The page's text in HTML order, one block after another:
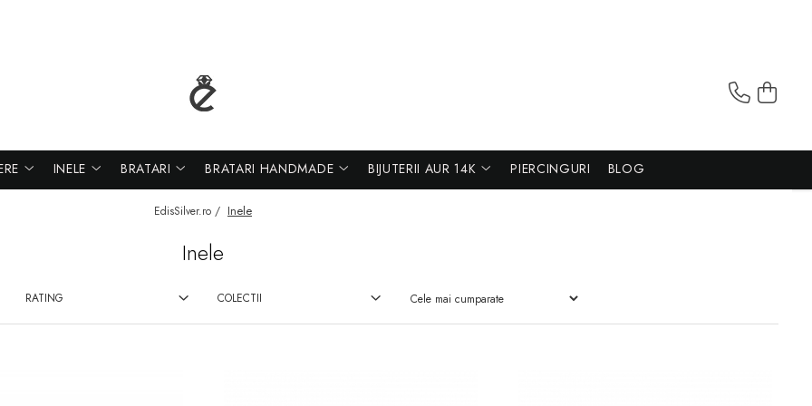
INELE BRATARI BRATARI HANDMADE BIJUTERII AUR 14K PIERCINGURI BLOG
EdisSilver.ro / Inele
Inele
RATING COLECTII